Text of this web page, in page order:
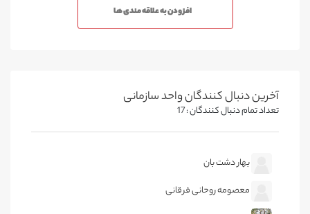
افزودن به علاقه مندی ها
آخرین دنبال کنندگان واحد سازمانی
تعداد تمام دنبال کنندگان : 17
بهار دشت بان
معصومه روحانی فرقانی